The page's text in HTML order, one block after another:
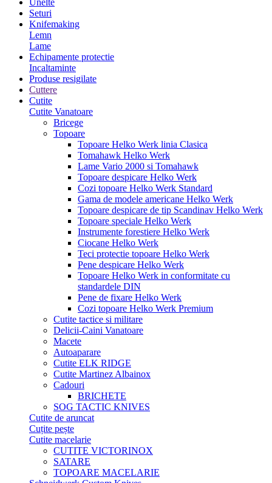
Seturi
Knifemaking
Lemn
Lame
Echipamente protectie
Incaltaminte
Produse resigilate
Cuttere
Cutite
Cutite Vanatoare
Bricege
Topoare
Topoare Helko Werk linia Clasica
Tomahawk Helko Werk
Lame Vario 2000 si Tomahawk
Topoare despicare Helko Werk
Cozi topoare Helko Werk Standard
Gama de modele americane Helko Werk
Topoare despicare de tip Scandinav Helko Werk
Topoare speciale Helko Werk
Instrumente forestiere Helko Werk
Ciocane Helko Werk
Teci protectie topoare Helko Werk
Pene despicare Helko Werk
Topoare Helko Werk in conformitate cu
standardele DIN
Pene de fixare Helko Werk
Cozi topoare Helko Werk Premium
Cutite tactice si militare
Delicii-Caini Vanatoare
Macete
Autoaparare
Cutite ELK RIDGE
Cutite Martinez Albainox
Cadouri
BRICHETE
SOG TACTIC KNIVES
Cutite de aruncat
Cuțite pește
Cutite macelarie
CUTITE VICTORINOX
SATARE
TOPOARE MACELARIE